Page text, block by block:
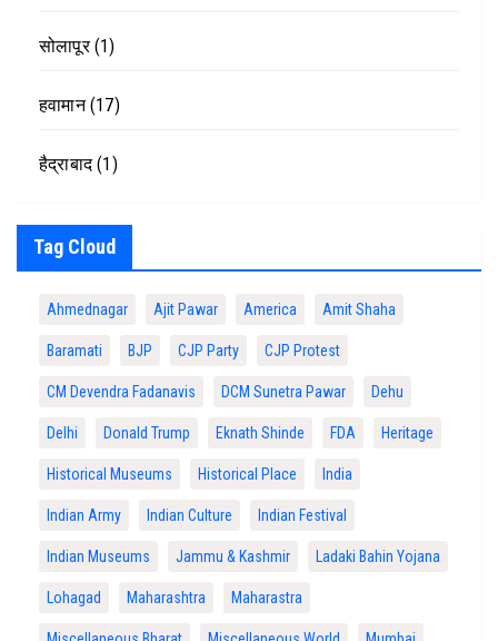
सोलापूर(1)
हवामान(17)
हैद्राबाद(1)
Tag Cloud
Ahmednagar Ajit Pawar America Amit Shaha
Baramati BJP CJP Party CJP Protest
CM Devendra Fadanavis DCM Sunetra Pawar Dehu
Delhi Donald Trump Eknath Shinde FDA Heritage
Historical Museums Historical Place India
Indian Army Indian Culture Indian Festival
Indian Museums Jammu & Kashmir Ladaki Bahin Yojana
Lohagad Maharashtra Maharastra